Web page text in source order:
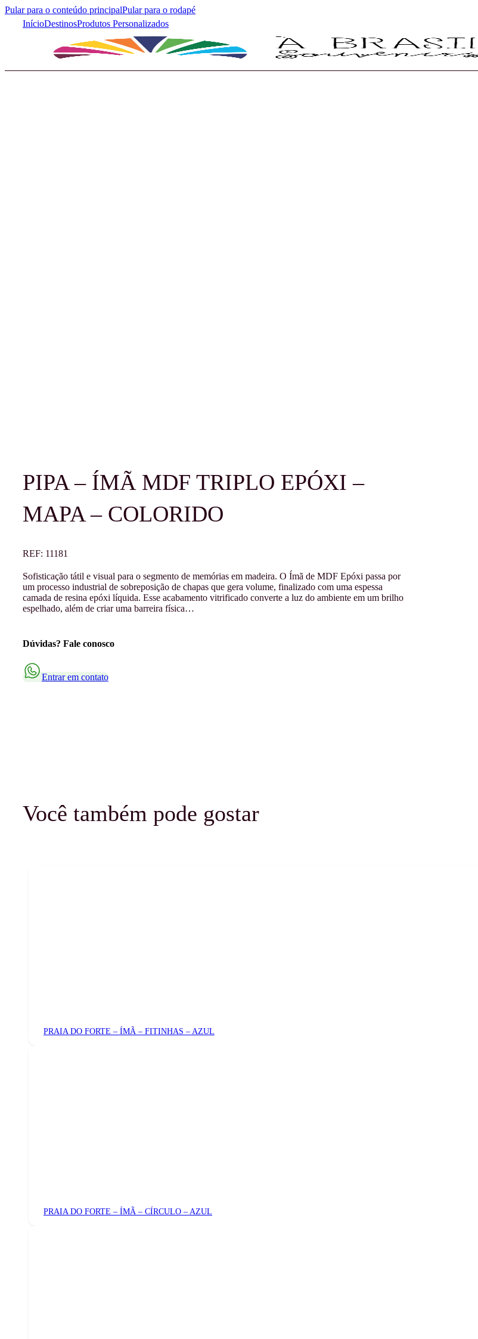
Pular para o conteúdo principalPular para o rodapé
InícioDestinosProdutos Personalizados
PIPA – ÍMÃ MDF TRIPLO EPÓXI –
MAPA – COLORIDO
REF: 11181
Sofisticação tátil e visual para o segmento de memórias em madeira. O Ímã de MDF Epóxi passa por
um processo industrial de sobreposição de chapas que gera volume, finalizado com uma espessa
camada de resina epóxi líquida. Esse acabamento vitrificado converte a luz do ambiente em um brilho
espelhado, além de criar uma barreira física…
Dúvidas? Fale conosco
Entrar em contato
Você também pode gostar
PRAIA DO FORTE – ÍMÃ – FITINHAS – AZUL
PRAIA DO FORTE – ÍMÃ – CÍRCULO – AZUL